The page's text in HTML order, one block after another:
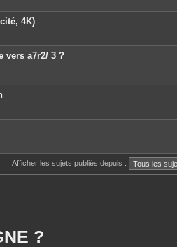
4K)
vers a7r2/ 3 ?
Afficher les sujets publiés depuis :
?